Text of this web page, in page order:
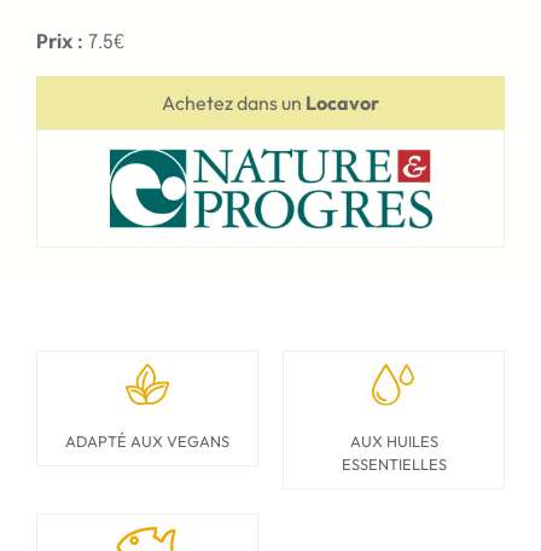
Prix : 7.5€
Achetez dans un Locavor
ADAPTÉ AUX VEGANS
AUX HUILES
ESSENTIELLES